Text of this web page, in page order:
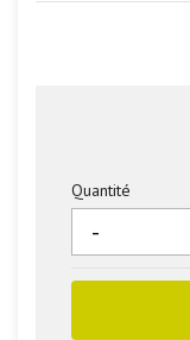
Quantité
-